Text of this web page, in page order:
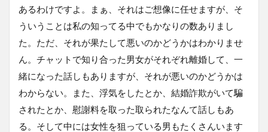
あるわけですよ。まぁ、それはご想像に任せますが、そ
ういうことは私の知ってる中でもかなりの数ありまし
た。ただ、それが果たして悪いのかどうかはわかりませ
ん。チャットで知り合った男女がそれぞれ離婚して、一
緒になった話しもありますが、それが悪いのかどうかは
わからない。また、浮気をしたとか、結婚詐欺がいて騙
されたとか、慰謝料を取った取られたなんて話しもあ
る。そして中には女性を狙っている男もたくさんいます